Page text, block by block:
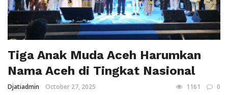
Tiga Anak Muda Aceh Harumkan
Nama Aceh di Tingkat Nasional
Djatiadmin October 27, 2025 1161 0